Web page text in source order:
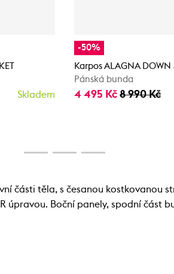
Skladem
-50%
Karpos ALAGNA DOWN
Pánská bunda
4 495 Kč 8 990 Kč
části těla, s česanou kostkovanou
úpravou. Boční panely, spodní část